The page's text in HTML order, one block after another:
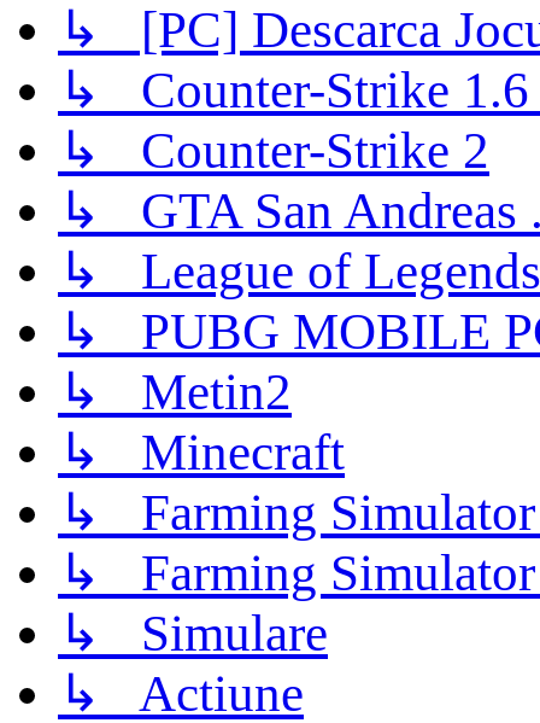
↳ [PC] Descarca
↳ Counter-Strike 1.6
↳ Counter-Strike 2
↳ GTA San Andreas
↳ League of Legends
↳ PUBG MOBILE
↳ Metin2
↳ Minecraft
↳ Farming
↳ Farming
↳ Simulare
↳ Actiune